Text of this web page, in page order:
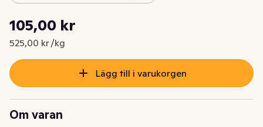
Nuvarande pris är: 105,00 kr
105,00 kr
525,00 kr /kg
Styckpris: 525,00 kr /kg
Lägg till i varukorgen
Om varan